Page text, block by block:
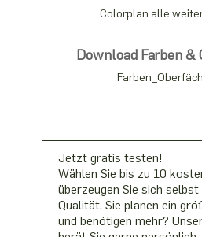
Colorplan alle
Download Farben &
Jetzt gratis testen!
Wählen Sie bis zu 10
überzeugen Sie sich
Qualität. Sie planen ein
und benötigen mehr?